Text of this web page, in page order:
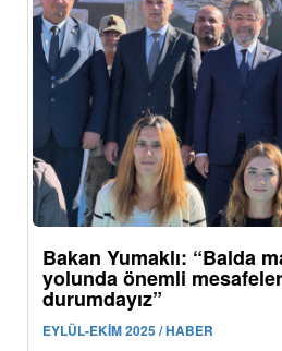
Bakan Yumaklı: “Balda
yolunda önemli
durumdayız”
EYLÜL-EKİM 2025 / HABER